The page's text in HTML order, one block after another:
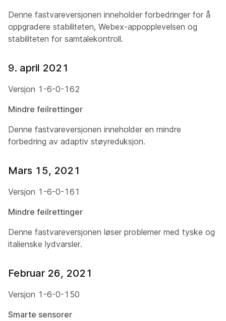
Denne fastvareversjonen inneholder forbedringer for å
oppgradere stabiliteten, Webex-appopplevelsen og
stabiliteten for samtalekontroll.
9. april 2021
Versjon 1-6-0-162
Mindre feilrettinger
Denne fastvareversjonen inneholder en mindre
forbedring av adaptiv støyreduksjon.
Mars 15, 2021
Versjon 1-6-0-161
Mindre feilrettinger
Denne fastvareversjonen løser problemer med tyske og
italienske lydvarsler.
Februar 26, 2021
Versjon 1-6-0-150
Smarte sensorer